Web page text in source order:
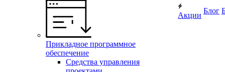
Прикладное программное
обеспечение
Средства управления
Акции
Блог